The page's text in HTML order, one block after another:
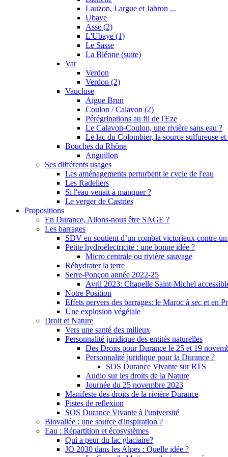
Lauzon, Largue et Jabron ...
Ubaye
Asse (2)
L'Ubaye (1)
Le Sasse
La Bléone (suite)
Var
Verdon
Verdon (2)
Vaucluse
Aigue Brun
Coulon / Calavon (2)
Pérégrinations au fil de l'Eze
Le Calavon-Coulon, une rivière sans eau ?
Le lac du Colombier, la source sulfureuse
Bouches du Rhône
Anguillon
Ses différents usages
Les aménagements perturbent le cycle de l'eau
Les Radeliers
Si l'eau venait à manquer ?
Le verger de Castries
Propositions
En Durance, Allons-nous être SAGE ?
Les barrages
SDV en soutient d’un combat victorieux contre un
Petite hydroélectricité : une bonne idée ?
Micro centrale ou rivière sauvage
Réhydrater la terre
Serre-Ponçon année 2022-25
Avril 2023: Chapelle Saint-Michel
Notre Position
Effets pervers des barrages: le Maroc à sec et en
Une explosion végétale
Droit et Nature
Vers une santé des milieux
Personnalité juridique des entités naturelles
Des Droits pour Durance le 25 et 19
Personnalité juridique pour la Durance ?
SOS Durance Vivante sur RTS
Audio sur les droits de la Nature
Journée du 25 novembre 2023
Manifeste des droits de la rivière Durance
Pistes de reflexion
SOS Durance Vivante à l'université
Biovallée : une source d'inspiration ?
Eau : Répartition et écosystèmes
Qui a peur du lac glaciaire?
JO 2030 dans les Alpes : Quelle idée ?